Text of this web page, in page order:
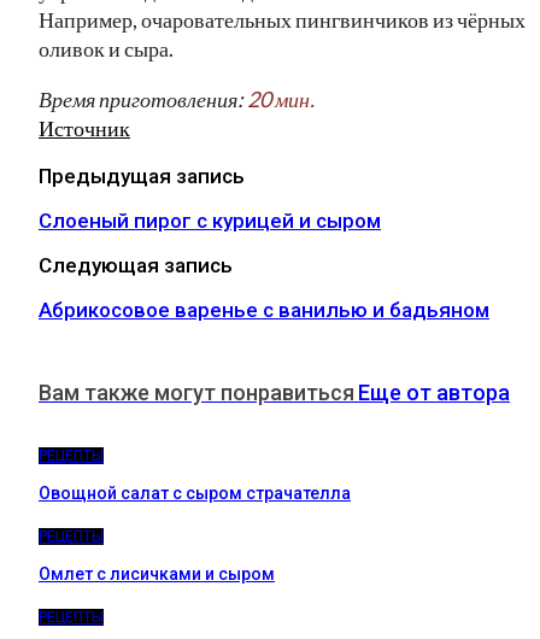
Например, очаровательных пингвинчиков из чёрных
оливок и сыра.
Время приготовления:20 мин.
Источник
Предыдущая запись
Слоеный пирог с курицей и сыром
Следующая запись
Абрикосовое варенье с ванилью и бадьяном
Вам также могут понравиться Еще от автора
РЕЦЕПТЫ
Овощной салат с сыром страчателла
РЕЦЕПТЫ
Омлет с лисичками и сыром
РЕЦЕПТЫ